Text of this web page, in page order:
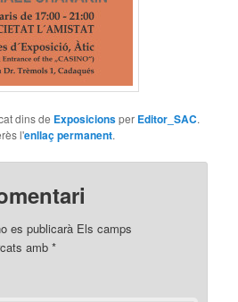
dins de Exposicionsper Editor_SAC.
l'enllaç permanent.
es publicarà Els camps
amb*